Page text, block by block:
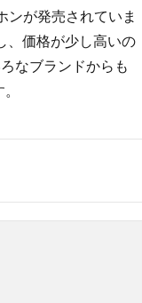
ンが発売されていま
、価格が少し高いの
なブランドからも